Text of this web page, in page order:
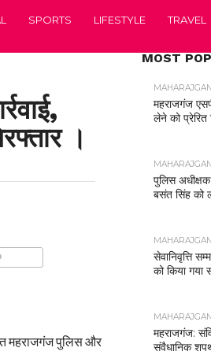
SPORTS LIFESTYLE TRAVEL
।
महराजगंज पुलिस और
MOST
महराजगंज
लेने को प्रेरित
पुलिस
बसंत सिंह को
सेवानिवृत्ति
को किया गया
महराजगंज:
संवैधानिक